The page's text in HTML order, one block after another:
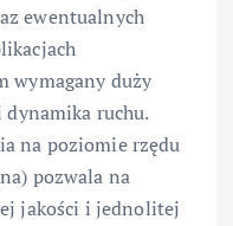
ewentualnych
wymagany duży
dynamika ruchu.
na poziomie rzędu
pozwala na
jakości i jednolitej